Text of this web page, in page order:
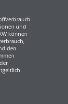
und
können
den